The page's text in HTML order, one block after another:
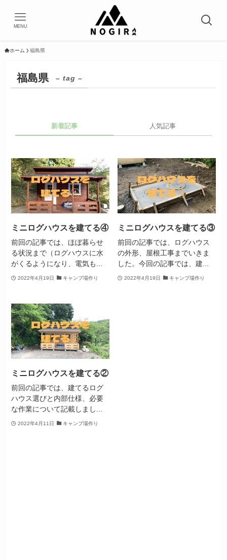
MENU
ホーム 福島県
福島県 – tag –
新着記事 人気記事
ミニログハウスを建てる④
前回の記事では、ほぼ暮らせ
る状況まで（ログハウスに水
がくるようになり、電気も...
2022年4月19日 キャンプ場作り
ミニログハウスを建てる③
前回の記事では、ログハウス
の外形、屋根工事までいきま
した。今回の記事では、建...
2022年4月19日 キャンプ場作り
ミニログハウスを建てる②
前回の記事では、建てるログ
ハウス選びと内部仕様、必要
な作業について記載しまし...
2022年4月11日 キャンプ場作り